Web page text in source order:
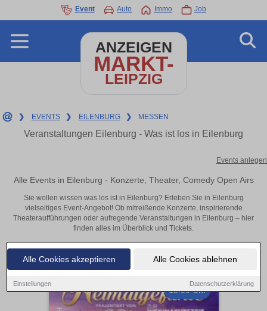
Alle Cookies akzeptieren Alle Cookies ablehnen
Einstellungen Datenschutzerklärung
Event Auto Immo Job
ANZEIGEN
MARKT-
LEIPZIG
❯ EVENTS ❯ EILENBURG ❯ MESSEN
Veranstaltungen Eilenburg - Was ist los in Eilenburg
Events anlegen
Alle Events in Eilenburg - Konzerte, Theater, Comedy Open Airs
Sie wollen wissen was los ist in Eilenburg? Erleben Sie in Eilenburg
vielseitiges Event-Angebot! Ob mitreißende Konzerte, inspirierende
Theateraufführungen oder aufregende Veranstaltungen in Eilenburg – hier
finden alles im Überblick und Tickets.
15:00 Uhr